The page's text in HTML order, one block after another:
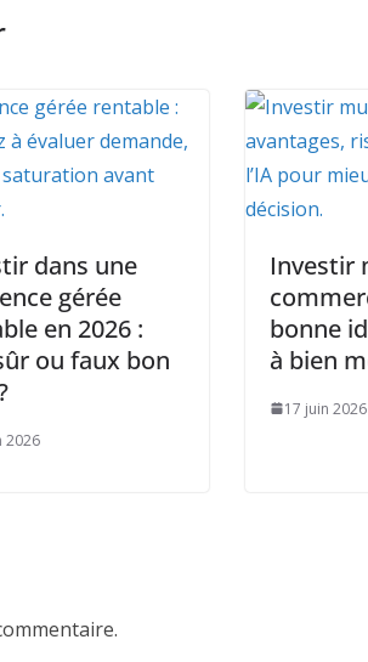
dans une
gérée
en 2026 :
ou faux bon
2026
Investir
bonne
à bien
17 juin 2026